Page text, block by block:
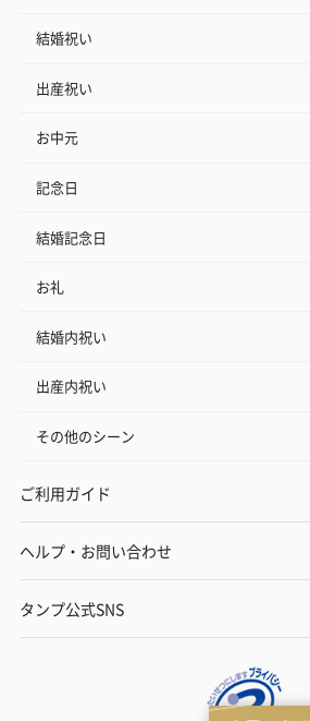
結婚祝い
出産祝い
お中元
記念日
結婚記念日
お礼
結婚内祝い
出産内祝い
その他のシーン
ご利用ガイド
ヘルプ・お問い合わせ
タンプ公式SNS